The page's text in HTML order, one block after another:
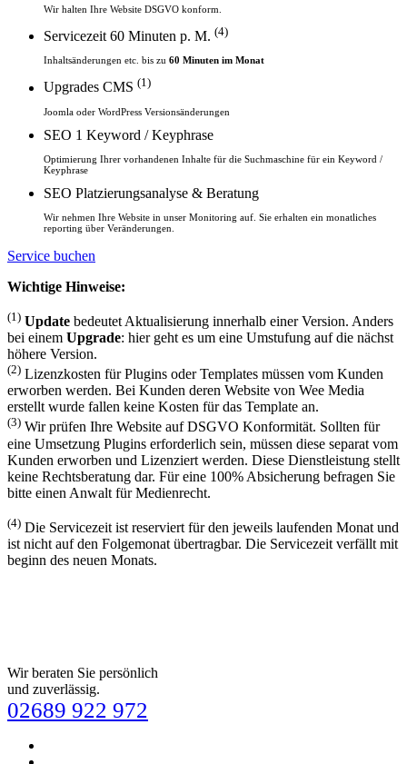
Wir halten Ihre Website DSGVO konform.
Servicezeit 60 Minuten p. M. (4)
Inhaltsänderungen etc. bis zu 60 Minuten im Monat
Upgrades CMS (1)
Joomla oder WordPress Versionsänderungen
SEO 1 Keyword / Keyphrase
Optimierung Ihrer vorhandenen Inhalte für die Suchmaschine für ein Keyword /
Keyphrase
SEO Platzierungsanalyse & Beratung
Wir nehmen Ihre Website in unser Monitoring auf. Sie erhalten ein monatliches
reporting über Veränderungen.
Service buchen
Wichtige Hinweise:
(1) Update bedeutet Aktualisierung innerhalb einer Version. Anders
bei einem Upgrade: hier geht es um eine Umstufung auf die nächst
höhere Version.
(2) Lizenzkosten für Plugins oder Templates müssen vom Kunden
erworben werden. Bei Kunden deren Website von Wee Media
erstellt wurde fallen keine Kosten für das Template an.
(3) Wir prüfen Ihre Website auf DSGVO Konformität. Sollten für
eine Umsetzung Plugins erforderlich sein, müssen diese separat vom
Kunden erworben und Lizenziert werden. Diese Dienstleistung stellt
keine Rechtsberatung dar. Für eine 100% Absicherung befragen Sie
bitte einen Anwalt für Medienrecht.
(4) Die Servicezeit ist reserviert für den jeweils laufenden Monat und
ist nicht auf den Folgemonat übertragbar. Die Servicezeit verfällt mit
beginn des neuen Monats.
Wir beraten Sie persönlich
und zuverlässig.
02689 922 972